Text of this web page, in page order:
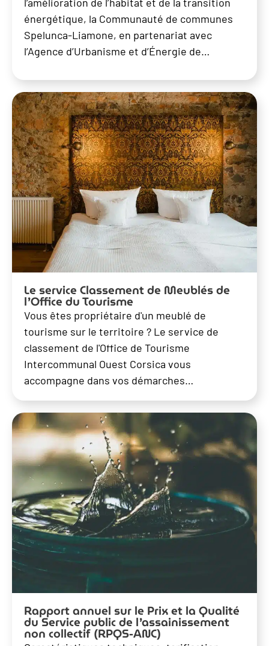
énergétique, la Communauté de communes
Spelunca-Liamone, en partenariat avec
l’Agence d’Urbanisme et d’Énergie de…
Le service Classement de Meublés de
l’Office du Tourisme
Vous êtes propriétaire d'un meublé de
tourisme sur le territoire ? Le service de
classement de l'Office de Tourisme
Intercommunal Ouest Corsica vous
accompagne dans vos démarches…
Rapport annuel sur le Prix et la Qualité
du Service public de l’assainissement
non collectif (RPQS-ANC)